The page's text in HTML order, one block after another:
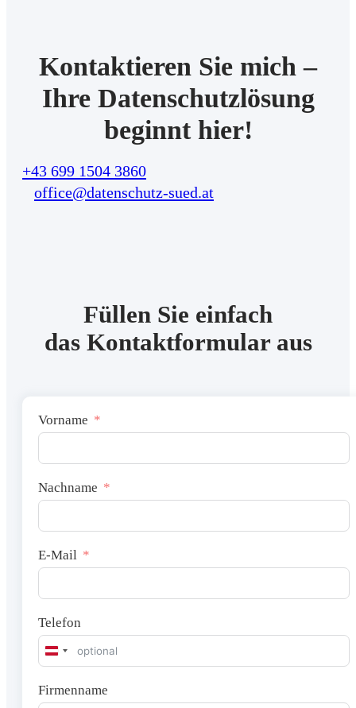
Kontaktieren Sie mich –
Ihre Datenschutzlösung
beginnt hier!
+43 699 1504 3860
office@datenschutz-sued.at
Füllen Sie einfach
das Kontaktformular aus
Vorname
Nachname
E-Mail
Telefon
Austria
+43
Firmenname